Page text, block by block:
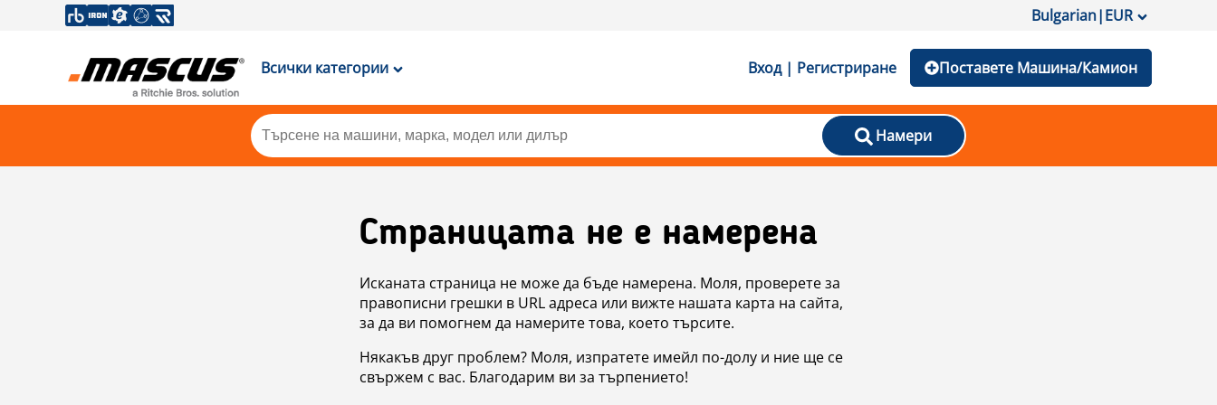
Bulgarian|EUR
Всички категории Вход | Регистриране Поставете Машина/Камион
Намери
Страницата не е намерена
Исканата страница не може да бъде намерена. Моля, проверете за
правописни грешки в URL адреса или вижте нашата карта на сайта,
за да ви помогнем да намерите това, което търсите.
Някакъв друг проблем? Моля, изпратете имейл по-долу и ние ще се
свържем с вас. Благодарим ви за търпението!